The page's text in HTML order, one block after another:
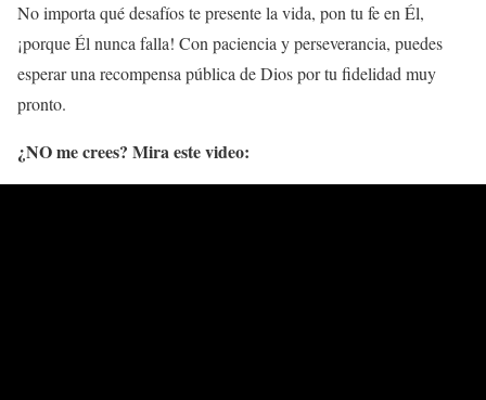
No importa qué desafíos te presente la vida, pon tu fe en Él,
¡porque Él nunca falla! Con paciencia y perseverancia, puedes
esperar una recompensa pública de Dios por tu fidelidad muy
pronto.
¿NO me crees? Mira este video: